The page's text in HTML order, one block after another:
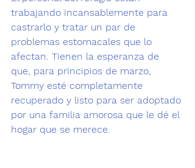
trabajando incansablemente para
castrarlo y tratar un par de
problemas estomacales que lo
afectan. Tienen la esperanza de
que, para principios de marzo,
Tommy esté completamente
recuperado y listo para ser adoptado
por una familia amorosa que le dé el
hogar que se merece.